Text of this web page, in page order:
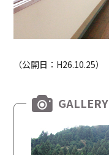
（公開日：H26.10.25）
GALLERY